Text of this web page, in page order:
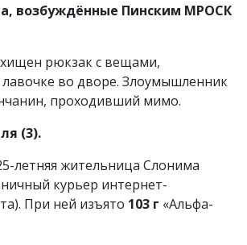
возбуждённые Пинским МРОСК
рюкзак с вещами,
во дворе. Злоумышленник
проходивший мимо.
(3).
летняя жительница Слонима
курьер интернет-
При ней изъято 103 г «Альфа-